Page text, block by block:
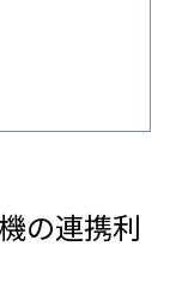
の連携利